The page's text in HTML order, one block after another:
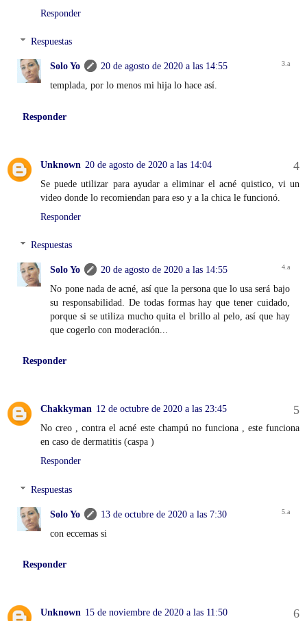
Responder
Respuestas
Solo Yo
20 de agosto de 2020 a las 14:55
templada, por lo menos mi hija lo hace así.
Responder
Unknown 20 de agosto de 2020 a las 14:04
Se puede utilizar para ayudar a eliminar el acné quistico, vi un
video donde lo recomiendan para eso y a la chica le funcionó.
Responder
Respuestas
Solo Yo
20 de agosto de 2020 a las 14:55
No pone nada de acné, así que la persona que lo usa será bajo
su responsabilidad. De todas formas hay que tener cuidado,
porque si se utiliza mucho quita el brillo al pelo, así que hay
que cogerlo con moderación...
Responder
Chakkyman 12 de octubre de 2020 a las 23:45
No creo , contra el acné este champú no funciona , este funciona
en caso de dermatitis (caspa )
Responder
Respuestas
Solo Yo
13 de octubre de 2020 a las 7:30
con eccemas si
Responder
Unknown 15 de noviembre de 2020 a las 11:50